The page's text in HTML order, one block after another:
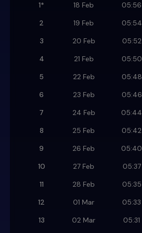
1* 18 Feb 05:56
2
19 Feb 05:54
3
20 Feb 05:52
4
21 Feb 05:50
5
22 Feb 05:48
6
23 Feb 05:46
7
24 Feb 05:44
8
25 Feb 05:42
9
26 Feb 05:40
10
27 Feb 05:37
11
28 Feb 05:35
12
01 Mar 05:33
13
02 Mar 05:31